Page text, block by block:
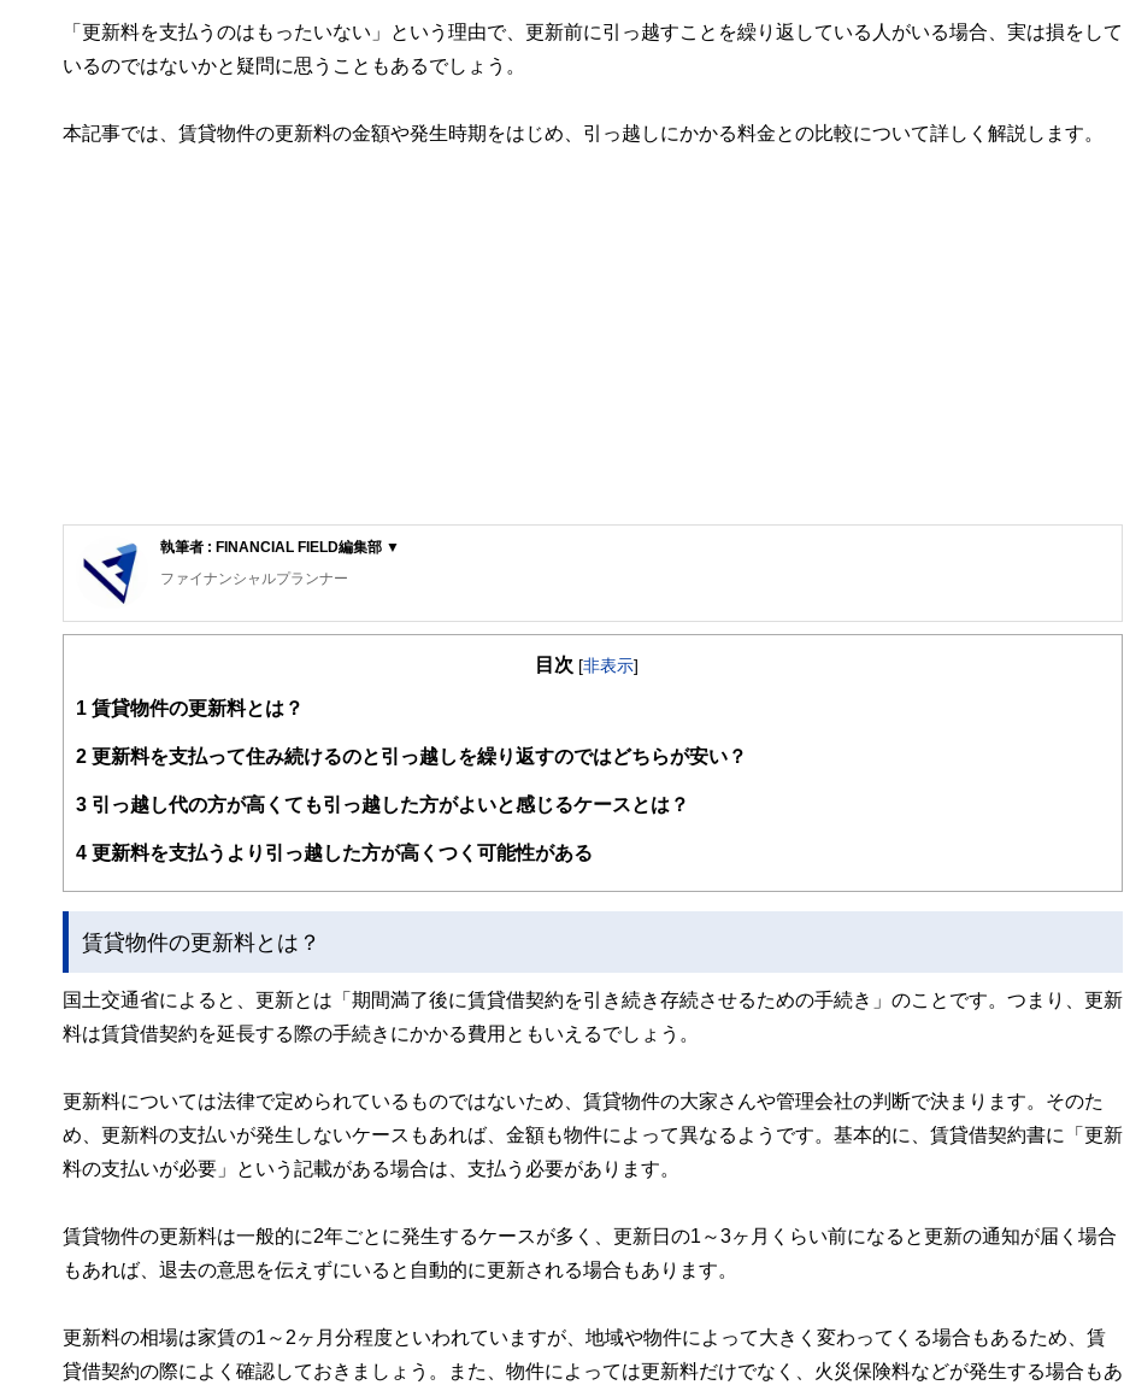
「更新料を支払うのはもったいない」という理由で、更新前に引っ越すことを繰り返している人がいる場合、実は損をして
いるのではないかと疑問に思うこともあるでしょう。
本記事では、賃貸物件の更新料の金額や発生時期をはじめ、引っ越しにかかる料金との比較について詳しく解説します。
執筆者 : FINANCIAL FIELD編集部 ▼
ファイナンシャルプランナー
FinancialField編集部は、金融、経済に関する記事を、日々の暮らしにどのような影響を与えるかという視点で、お金の知識がない方でも理解でき
案から記事掲載まですべての工程に関わることで、読者目線のコンテンツを追求しています。
FinancialFieldの特徴は、ファイナンシャルプランナー、弁護士、税理士、宅地建物取引士、相続診断士、住宅ローンアドバイザー、DCプランナ
ー、公認会計士、社会保険労務士、行政書士、投資アナリスト、キャリアコンサルタントなど150名以上の有資格者を執筆者・監修者として迎
と、読み応えのあるコンテンツと確かな情報発信を実現しています。
私たちは、快適でより良い生活のアイデアを提供するお金のコンシェルジュを目指します。
目次 [非表示]
1 賃貸物件の更新料とは？
2 更新料を支払って住み続けるのと引っ越しを繰り返すのではどちらが安い？
3 引っ越し代の方が高くても引っ越した方がよいと感じるケースとは？
4 更新料を支払うより引っ越した方が高くつく可能性がある
賃貸物件の更新料とは？
国土交通省によると、更新とは「期間満了後に賃貸借契約を引き続き存続させるための手続き」のことです。つまり、更新
料は賃貸借契約を延長する際の手続きにかかる費用ともいえるでしょう。
更新料については法律で定められているものではないため、賃貸物件の大家さんや管理会社の判断で決まります。そのた
め、更新料の支払いが発生しないケースもあれば、金額も物件によって異なるようです。基本的に、賃貸借契約書に「更新
料の支払いが必要」という記載がある場合は、支払う必要があります。
賃貸物件の更新料は一般的に2年ごとに発生するケースが多く、更新日の1～3ヶ月くらい前になると更新の通知が届く場合
もあれば、退去の意思を伝えずにいると自動的に更新される場合もあります。
更新料の相場は家賃の1～2ヶ月分程度といわれていますが、地域や物件によって大きく変わってくる場合もあるため、賃
貸借契約の際によく確認しておきましょう。また、物件によっては更新料だけでなく、火災保険料などが発生する場合もあ